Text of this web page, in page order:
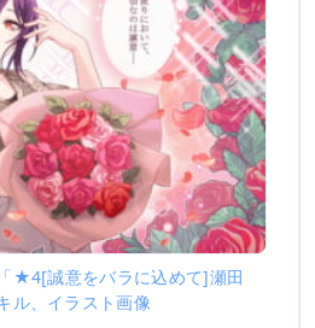
★4[誠意をバラに込めて]瀬田
ル、イラスト画像